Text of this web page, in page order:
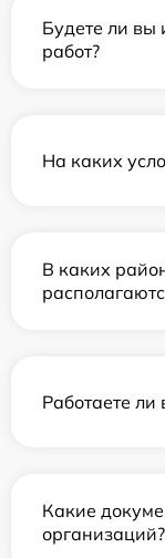
Будете ли вы
работ?
На каких
В каких
Работаете
Какие
организаций?